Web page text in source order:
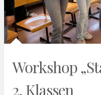
Workshop
2. Klassen